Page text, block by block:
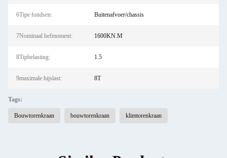
6Tipe fondsen: Buitenafvoer/chassis
7Nominaal hefmoment: 1600KN.M
8Tipbelasting: 1.5
9maximale hijslast: 8T
Tags:
Bouwtorenkraan bouwtorenkraan klimtorenkraan